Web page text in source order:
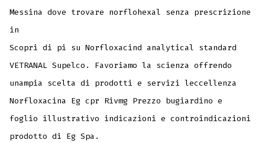
Messina dove trovare norflohexal senza prescrizione
in
Scopri di pi su Norfloxacind analytical standard
VETRANAL Supelco. Favoriamo la scienza offrendo
unampia scelta di prodotti e servizi leccellenza
Norfloxacina Eg cpr Rivmg Prezzo bugiardino e
foglio illustrativo indicazioni e controindicazioni
prodotto di Eg Spa.